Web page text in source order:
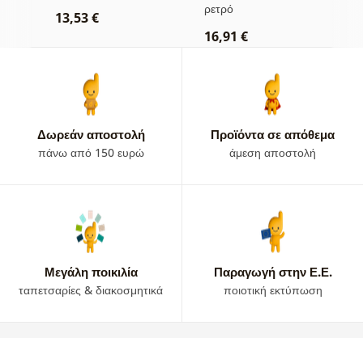
13,53 €
ρετρό
16,91 €
Δωρεάν αποστολή
πάνω από 150 ευρώ
Προϊόντα σε απόθεμα
άμεση αποστολή
Μεγάλη ποικιλία
ταπετσαρίες & διακοσμητικά
Παραγωγή στην Ε.Ε.
ποιοτική εκτύπωση